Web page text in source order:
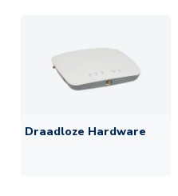
Draadloze Hardware